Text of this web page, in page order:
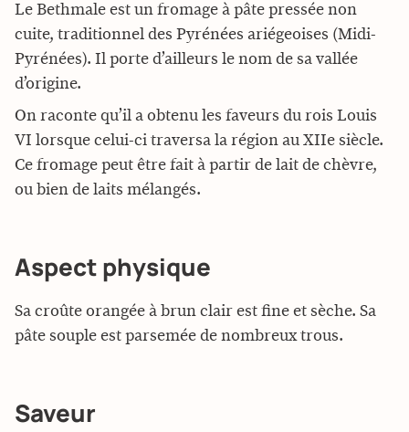
Le Bethmale est un fromage à pâte pressée non
cuite, traditionnel des Pyrénées ariégeoises (Midi-
Pyrénées). Il porte d’ailleurs le nom de sa vallée
d’origine.
On raconte qu’il a obtenu les faveurs du rois Louis
VI lorsque celui-ci traversa la région au XIIe siècle.
Ce fromage peut être fait à partir de lait de chèvre,
ou bien de laits mélangés.
Aspect physique
Sa croûte orangée à brun clair est fine et sèche. Sa
pâte souple est parsemée de nombreux trous.
Saveur